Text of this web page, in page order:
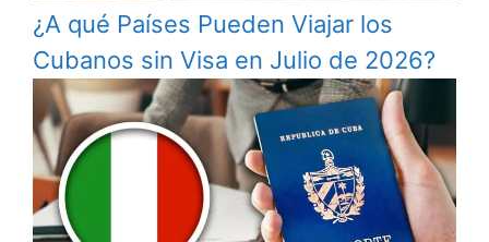
¿A qué Países Pueden Viajar los
Cubanos sin Visa en Julio de 2026?